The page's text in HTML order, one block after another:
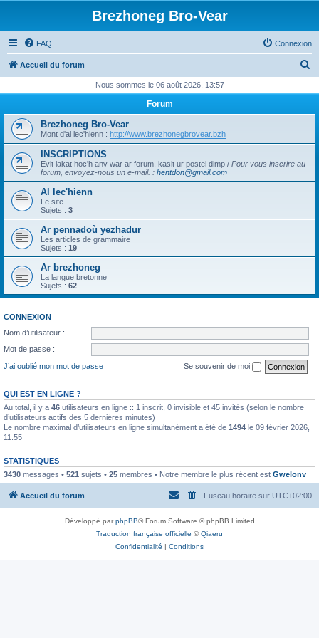
Brezhoneg Bro-Vear
FAQ Connexion
Accueil du forum
h
h
r
Nous sommes le 06 août 2026, 13:57
Forum
Brezhoneg Bro-Vear
Mont d'al lec'hienn : http://www.brezhonegbrovear.bzh
INSCRIPTIONS
Evit lakat hoc'h anv war ar forum, kasit ur postel dimp / Pour vous inscrire au
forum, envoyez-nous un e-mail. : hentdon@gmail.com
Al lec'hienn
Le site
Sujets : 3
Ar pennadoù yezhadur
Les articles de grammaire
Sujets : 19
Ar brezhoneg
La langue bretonne
Sujets : 62
CONNEXION
Nom d’utilisateur :
Mot de passe :
J’ai oublié mon mot de passe
Se souvenir de moi
QUI EST EN LIGNE ?
Au total, il y a 46 utilisateurs en ligne :: 1 inscrit, 0 invisible et 45 invités (selon le nombre
d’utilisateurs actifs des 5 dernières minutes)
Le nombre maximal d’utilisateurs en ligne simultanément a été de 1494 le 09 février 2026,
11:55
STATISTIQUES
3430 messages • 521 sujets • 25 membres • Notre membre le plus récent est Gwelonv
Accueil du forum Fuseau horaire sur UTC+02:00
Développé parphpBB® Forum Software © phpBB Limited
Traduction française officielle ©Qiaeru
Confidentialité | Conditions